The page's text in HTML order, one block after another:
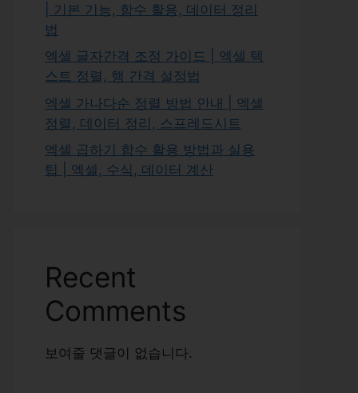
| 기본 기능, 함수 활용, 데이터 정리
법
엑셀 글자간격 조정 가이드 | 엑셀 텍
스트 정렬, 행 간격 설정법
엑셀 가나다순 정렬 방법 안내 | 엑셀
정렬, 데이터 정리, 스프레드시트
엑셀 곱하기 함수 활용 방법과 실용
팁 | 엑셀, 수식, 데이터 계산
Recent
Comments
보여줄 댓글이 없습니다.